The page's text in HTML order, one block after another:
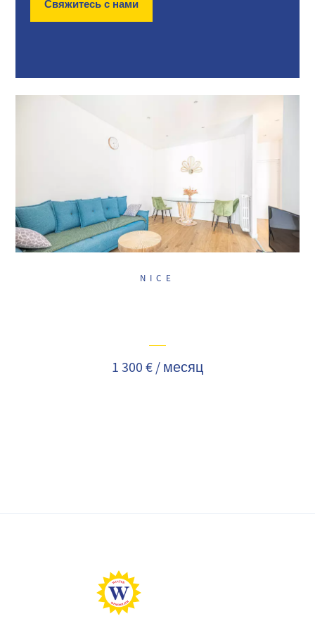
Свяжитесь с нами
NICE
1 300 € / месяц